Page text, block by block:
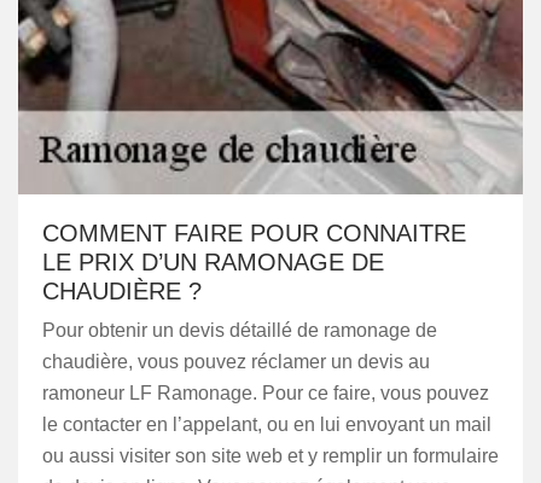
COMMENT FAIRE POUR CONNAITRE
LE PRIX D’UN RAMONAGE DE
CHAUDIÈRE ?
Pour obtenir un devis détaillé de ramonage de
chaudière, vous pouvez réclamer un devis au
ramoneur LF Ramonage. Pour ce faire, vous pouvez
le contacter en l’appelant, ou en lui envoyant un mail
ou aussi visiter son site web et y remplir un formulaire